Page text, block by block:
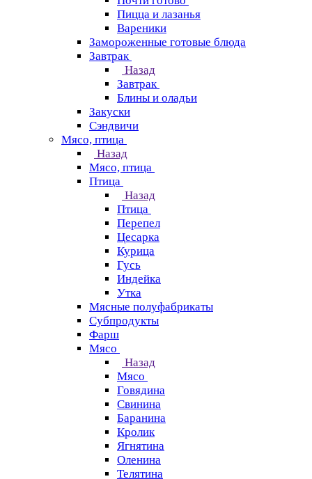
Пицца и лазанья
Вареники
Замороженные готовые блюда
Завтрак
Назад
Завтрак
Блины и оладьи
Закуски
Сэндвичи
Мясо, птица
Назад
Мясо, птица
Птица
Назад
Птица
Перепел
Цесарка
Курица
Гусь
Индейка
Утка
Мясные полуфабрикаты
Субпродукты
Фарш
Мясо
Назад
Мясо
Говядина
Свинина
Баранина
Кролик
Ягнятина
Оленина
Телятина